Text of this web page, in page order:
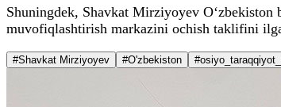
Shuningdek, Shavkat Mirziyoyev
muvofiqlashtirish markazini ochish taklifini
#Shavkat Mirziyoyev #O'zbekiston